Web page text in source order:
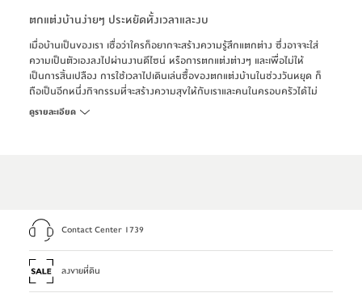
ตกแต่งบ้านง่ายๆ ประหยัดทั้งเวลาและงบ
เมื่อบ้านเป็นของเรา เชื่อว่าใครก็อยากจะสร้างความรู้สึกแตกต่าง ซึ่งอาจจะใส่
ความเป็นตัวเองลงไปผ่านงานดีไซน์ หรือการตกแต่งต่างๆ และเพื่อไม่ให้
เป็นการสิ้นเปลือง การใช้เวลาไปเดินเล่นซื้อของตกแต่งบ้านในช่วงวันหยุด ก็
ถือเป็นอีกหนึ่งกิจกรรมที่จะสร้างความสุขให้กับเราและคนในครอบครัวได้ไม่
น้อย เพราะทุกสิ่งที่เราเลือกย่อมถูกใจที่สุดอยู่แล้ว
(Terrariums) ที่กำลังป๊อปปูล่าอยู่ในขณะนี้
ดูรายละเอียด
Contact Center 1739
ลงขายที่ดิน